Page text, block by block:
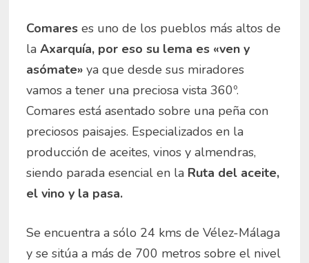
Comareses uno de los pueblos más altos de
laAxarquía, por eso su lema es «ven y
asómate»ya que desde sus miradores
vamos a tener una preciosa vista 360º.
Comares está asentado sobre una peña con
preciosos paisajes. Especializados en la
producción de aceites, vinos y almendras,
siendo parada esencial en la Ruta del aceite,
el vino y la pasa.
Se encuentra a sólo 24 kms de Vélez-Málaga
y se sitúa a más de 700 metros sobre el nivel